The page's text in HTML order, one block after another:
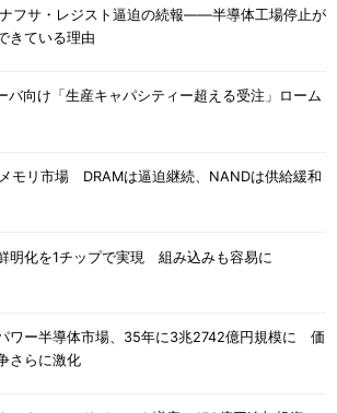
フサ・レジスト逼迫の続報――半導体工場停止が
きている理由
バ向け「生産キャパシティー超える受注」ローム
モリ市場 DRAMは逼迫継続、NANDは供給緩和
明化を1チップで実現 組み込みも容易に
ワー半導体市場、35年に3兆2742億円規模に 価
さらに激化